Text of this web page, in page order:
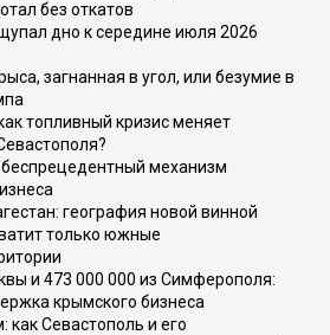
без откатов
дно к середине июля 2026
загнанная в угол, или безумие в
топливный кризис меняет
механизм
география новой винной
только южные
и 473 000 000 из Симферополя:
крымского бизнеса
как Севастополь и его